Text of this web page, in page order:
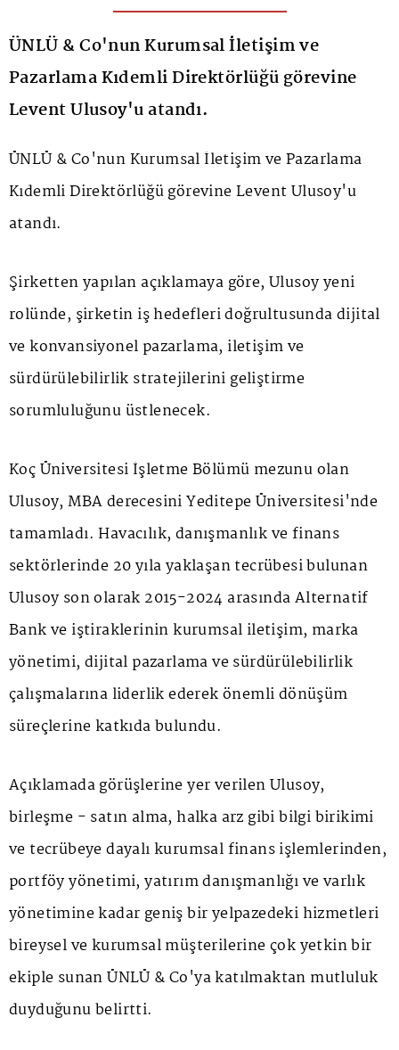
ÜNLÜ & Co'nun Kurumsal İletişim ve
Pazarlama Kıdemli Direktörlüğü görevine
Levent Ulusoy'u atandı.
ÜNLÜ & Co'nun Kurumsal İletişim ve Pazarlama
Kıdemli Direktörlüğü görevine Levent Ulusoy'u
atandı.
Şirketten yapılan açıklamaya göre, Ulusoy yeni
rolünde, şirketin iş hedefleri doğrultusunda dijital
ve konvansiyonel pazarlama, iletişim ve
sürdürülebilirlik stratejilerini geliştirme
sorumluluğunu üstlenecek.
Koç Üniversitesi İşletme Bölümü mezunu olan
Ulusoy, MBA derecesini Yeditepe Üniversitesi'nde
tamamladı. Havacılık, danışmanlık ve finans
sektörlerinde 20 yıla yaklaşan tecrübesi bulunan
Ulusoy son olarak 2015-2024 arasında Alternatif
Bank ve iştiraklerinin kurumsal iletişim, marka
yönetimi, dijital pazarlama ve sürdürülebilirlik
çalışmalarına liderlik ederek önemli dönüşüm
süreçlerine katkıda bulundu.
Açıklamada görüşlerine yer verilen Ulusoy,
birleşme - satın alma, halka arz gibi bilgi birikimi
ve tecrübeye dayalı kurumsal finans işlemlerinden,
portföy yönetimi, yatırım danışmanlığı ve varlık
yönetimine kadar geniş bir yelpazedeki hizmetleri
bireysel ve kurumsal müşterilerine çok yetkin bir
ekiple sunan ÜNLÜ & Co'ya katılmaktan mutluluk
duyduğunu belirtti.